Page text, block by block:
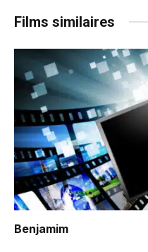
Films similaires
Benjamim